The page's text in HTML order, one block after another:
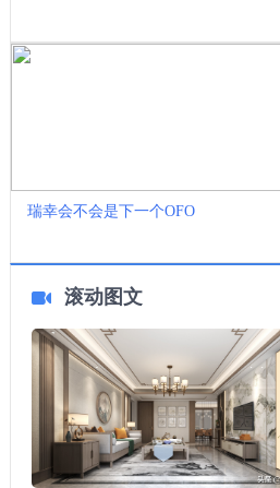
瑞幸会不会是下一个OFO
滚动图文